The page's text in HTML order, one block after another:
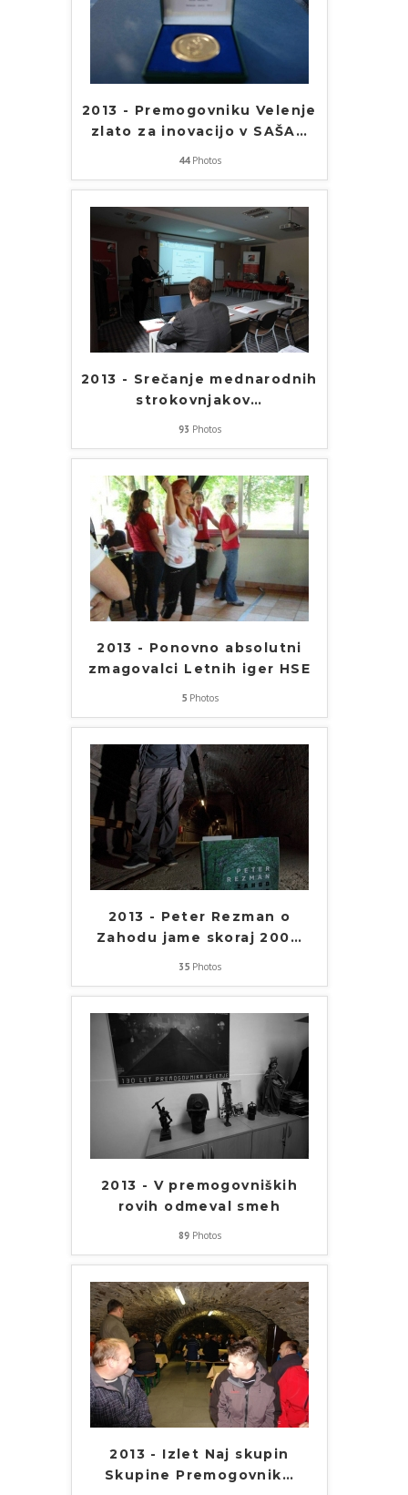
2013 - Premogovniku Velenje
zlato za inovacijo v SAŠA…
44Photos
2013 - Srečanje mednarodnih
strokovnjakov…
93 Photos
2013 - Ponovno absolutni
zmagovalci Letnih iger HSE
5Photos
2013 - Peter Rezman o
Zahodu jame skoraj 200…
35Photos
2013 - V premogovniških
rovih odmeval smeh
89Photos
2013 - Izlet Naj skupin
Skupine Premogovnik…